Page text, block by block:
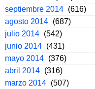
septiembre 2014 (616)
agosto 2014 (687)
julio 2014 (542)
junio 2014 (431)
mayo 2014 (376)
abril 2014 (316)
marzo 2014 (507)